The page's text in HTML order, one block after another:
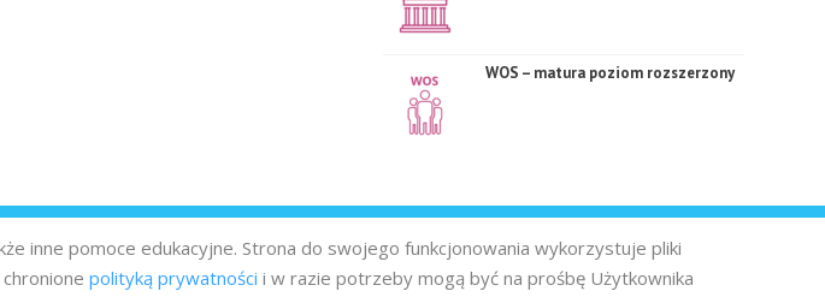
WOS – matura poziom rozszerzony
inne pomoce edukacyjne. Strona do swojego funkcjonowania wykorzystuje pliki
polityką prywatności i w razie potrzeby mogą być na prośbę Użytkownika